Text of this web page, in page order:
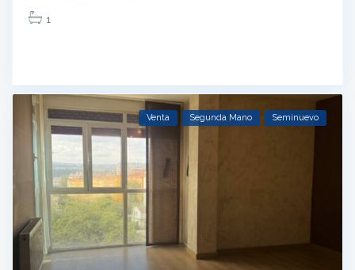
1
Venta Segunda Mano Seminuevo